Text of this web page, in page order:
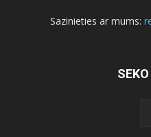
Sazinieties ar mums: